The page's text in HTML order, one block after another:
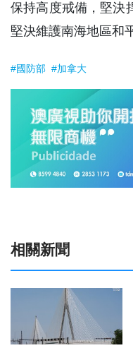
保持高度戒備，堅決
堅決維護南海地區和
#國防部 #加拿大
相關新聞